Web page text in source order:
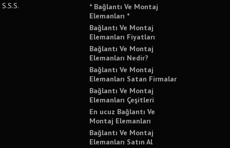
S.S.S.
* Bağlantı Ve Montaj
Elemanları *
Bağlantı Ve Montaj
Elemanları Fiyatları
Bağlantı Ve Montaj
Elemanları Nedir?
Bağlantı Ve Montaj
Elemanları Satan Firmalar
Bağlantı Ve Montaj
Elemanları Çeşitleri
En ucuz Bağlantı Ve
Montaj Elemanları
Bağlantı Ve Montaj
Elemanları Satın Al